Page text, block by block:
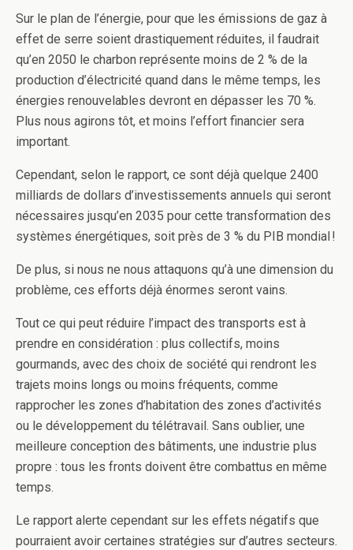
Sur le plan de l’énergie, pour que les émissions de gaz à
effet de serre soient drastiquement réduites, il faudrait
qu’en 2050 le charbon représente moins de 2 % de la
production d’électricité quand dans le même temps, les
énergies renouvelables devront en dépasser les 70 %.
Plus nous agirons tôt, et moins l’effort financier sera
important.
Cependant, selon le rapport, ce sont déjà quelque 2400
milliards de dollars d’investissements annuels qui seront
nécessaires jusqu’en 2035 pour cette transformation des
systèmes énergétiques, soit près de 3 % du PIB mondial !
De plus, si nous ne nous attaquons qu’à une dimension du
problème, ces efforts déjà énormes seront vains.
Tout ce qui peut réduire l’impact des transports est à
prendre en considération : plus collectifs, moins
gourmands, avec des choix de société qui rendront les
trajets moins longs ou moins fréquents, comme
rapprocher les zones d’habitation des zones d’activités
ou le développement du télétravail. Sans oublier, une
meilleure conception des bâtiments, une industrie plus
propre : tous les fronts doivent être combattus en même
temps.
Le rapport alerte cependant sur les effets négatifs que
pourraient avoir certaines stratégies sur d’autres secteurs.